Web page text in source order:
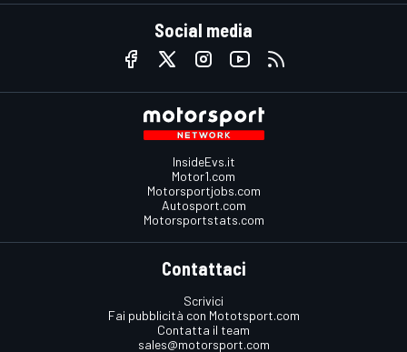
Social media
InsideEvs.it
Motor1.com
Motorsportjobs.com
Autosport.com
Motorsportstats.com
Contattaci
Scrivici
Fai pubblicità con Mototsport.com
Contatta il team
sales@motorsport.com